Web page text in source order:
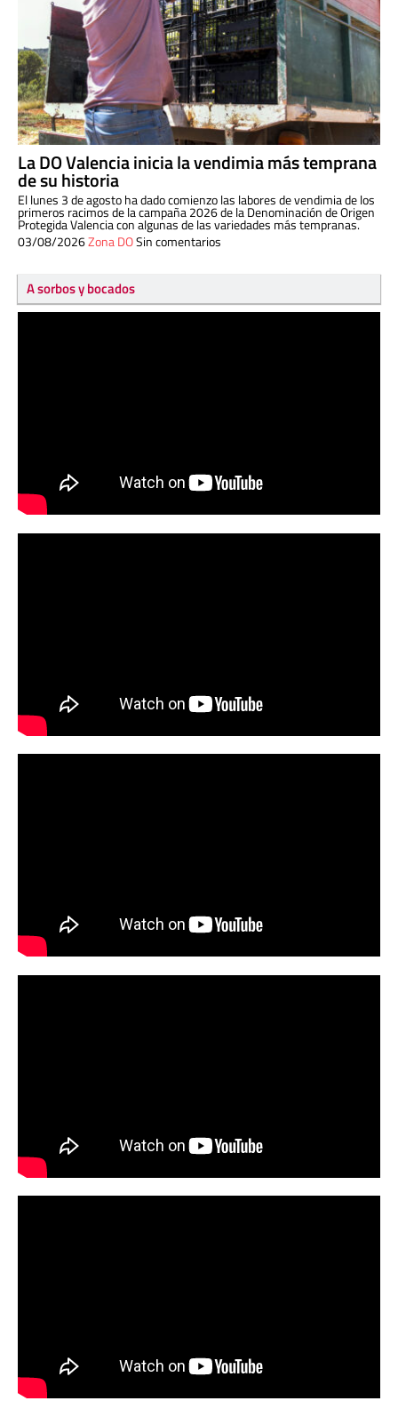
La DO Valencia inicia la vendimia más temprana
de su historia
El lunes 3 de agosto ha dado comienzo las labores de vendimia de los
primeros racimos de la campaña 2026 de la Denominación de Origen
Protegida Valencia con algunas de las variedades más tempranas.
03/08/2026Zona DOSin comentarios
A sorbos y bocados